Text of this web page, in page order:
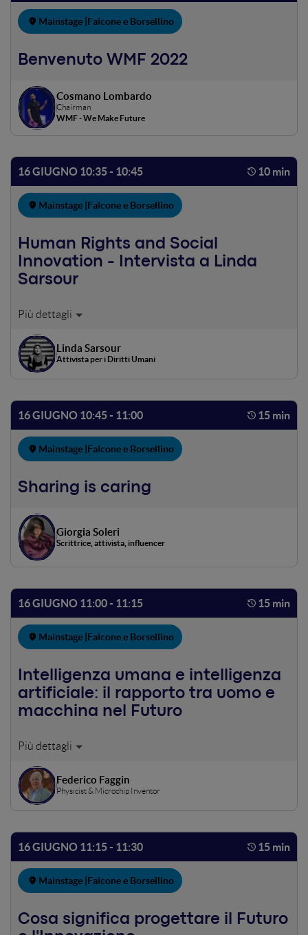
Mainstage | Falcone e Borsellino
Benvenuto WMF 2022
Cosmano Lombardo
Chairman
WMF - We Make Future
16 GIUGNO 10:35 - 10:45 10 min
Mainstage | Falcone e Borsellino
Human Rights and Social
Innovation - Intervista a Linda
Sarsour
Linda Sarsour riceve il WMF Award "Human Rights &
Linda Sarsour
Attivista per i Diritti Umani
16 GIUGNO 10:45 - 11:00 15 min
Mainstage | Falcone e Borsellino
Sharing is caring
Giorgia Soleri
Scrittrice, attivista, influencer
16 GIUGNO 11:00 - 11:15 15 min
Mainstage | Falcone e Borsellino
Intelligenza umana e intelligenza
artificiale: il rapporto tra uomo e
macchina nel Futuro
Federico Faggin riceve il WMF Awards "Innovation
Federico Faggin
Physicist & Microchip Inventor
16 GIUGNO 11:15 - 11:30 15 min
Mainstage | Falcone e Borsellino
Cosa significa progettare il Futuro